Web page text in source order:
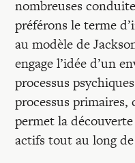
nombreuses
préférons le terme
au modèle de
engage l’idée d’un
processus
processus
permet la
actifs tout au long